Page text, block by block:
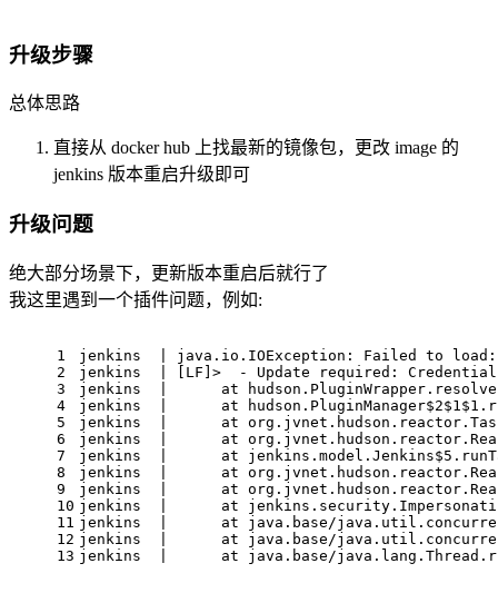
升级步骤
总体思路
直接从 docker hub 上找最新的镜像包，更改 image 的
jenkins 版本重启升级即可
升级问题
绝大部分场景下，更新版本重启后就行了
我这里遇到一个插件问题，例如:
1
2
3
4
5
6
7
8
9
10
11
12
13
jenkins  | java.io.IOException: Failed to load:
jenkins  | [LF]>  - Update required: Credentials
jenkins  |      at
jenkins  |      at
jenkins  |      at
jenkins  |      at
jenkins  |      at
jenkins  |      at
jenkins  |      at
jenkins  |      at
jenkins  |      at java.base/
jenkins  |      at java.base/
jenkins  |      at java.base/